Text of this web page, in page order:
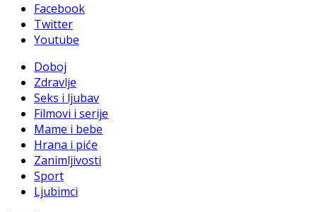
Facebook
Twitter
Youtube
Doboj
Zdravlje
Seks i ljubav
Filmovi i serije
Mame i bebe
Hrana i piće
Zanimljivosti
Sport
Ljubimci